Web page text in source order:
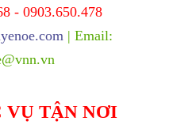
- 0903.650.478
| Email:
VỤ TẬN NƠI